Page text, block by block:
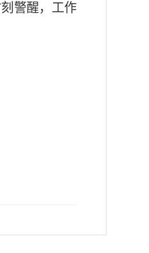
警醒，工作